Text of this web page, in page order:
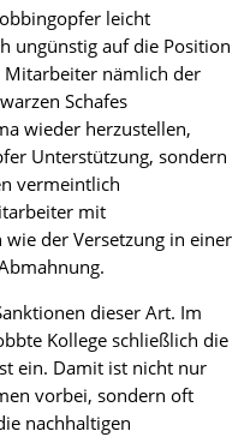
leicht
ungünstig auf die Position
nämlich der
Schafes
wieder herzustellen,
Unterstützung, sondern
vermeintlich
mit
der Versetzung in einer
dieser Art. Im
Kollege schließlich die
ein. Damit ist nicht nur
vorbei, sondern oft
nachhaltigen